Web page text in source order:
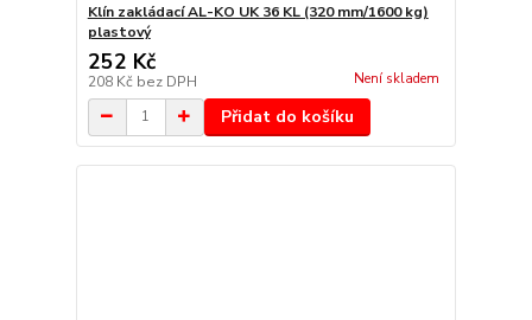
Klín zakládací AL-KO UK 36 KL (320 mm/1600 kg)
plastový
252 Kč
208 Kč bez DPH Není skladem
Přidat do košíku